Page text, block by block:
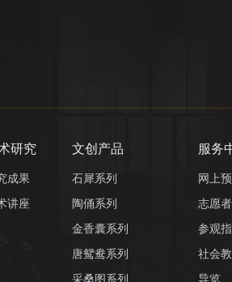
研究
成果
讲座
文创产品
石犀系列
陶俑系列
金香囊系列
唐鸳鸯系列
采桑图系列
服务
网上
志愿
参观
社会
导览